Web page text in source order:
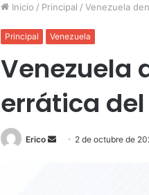
Inicio / Principal / Venezuela
Principal Venezuela
Venezuela
errática del
Erico
Send2 de octubre de